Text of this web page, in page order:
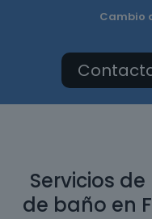
Cambio
Servicios
de baño en